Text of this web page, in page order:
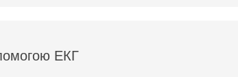
ЕКГ